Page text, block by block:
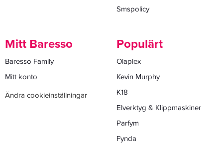
Smspolicy
Mitt Baresso
Baresso Family
Mitt konto
Ändra cookieinställningar
Populärt
Olaplex
Kevin Murphy
K18
Elverktyg & Klippmaskiner
Parfym
Fynda